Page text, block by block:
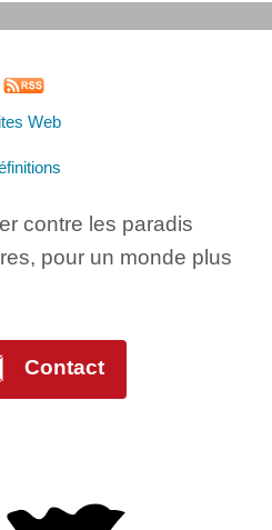
Web
contre les paradis
pour un monde plus
Contact